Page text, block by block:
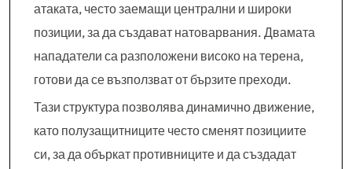
атаката, често заемащи централни и широки
позиции, за да създават натоварвания. Двамата
нападатели са разположени високо на терена,
готови да се възползват от бързите преходи.
Тази структура позволява динамично движение,
като полузащитниците често сменят позициите
си, за да объркат противниците и да създадат